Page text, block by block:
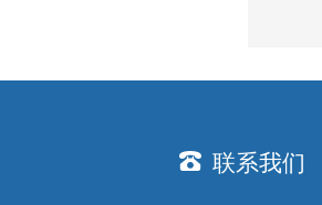
联系我们